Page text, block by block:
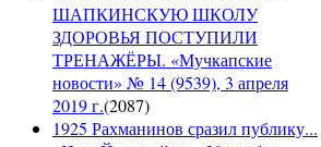
ШАПКИНСКУЮ ШКОЛУ
ЗДОРОВЬЯ ПОСТУПИЛИ
ТРЕНАЖЁРЫ. «Мучкапские
новости» № 14 (9539), 3 апреля
2019 г.(2087)
1925 Рахманинов сразил публику...